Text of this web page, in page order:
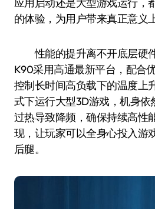
的体验，为用户带来真正意义
性能的提升离不开底层硬
K90采用高通最新平台，配合
控制长时间高负载下的温度上
式下运行大型3D游戏，机身依
过热导致降频，确保持续高性
现，让玩家可以全身心投入游
后腿。